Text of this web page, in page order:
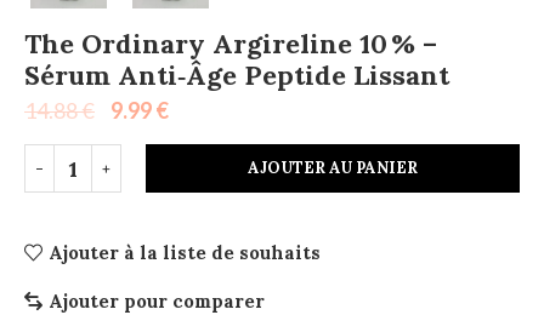
The Ordinary Argireline 10 % –
Sérum Anti‑Âge Peptide Lissant
14.88€ 9.99€
AJOUTER AU PANIER
Ajouter à la liste de souhaits
Ajouter pour comparer